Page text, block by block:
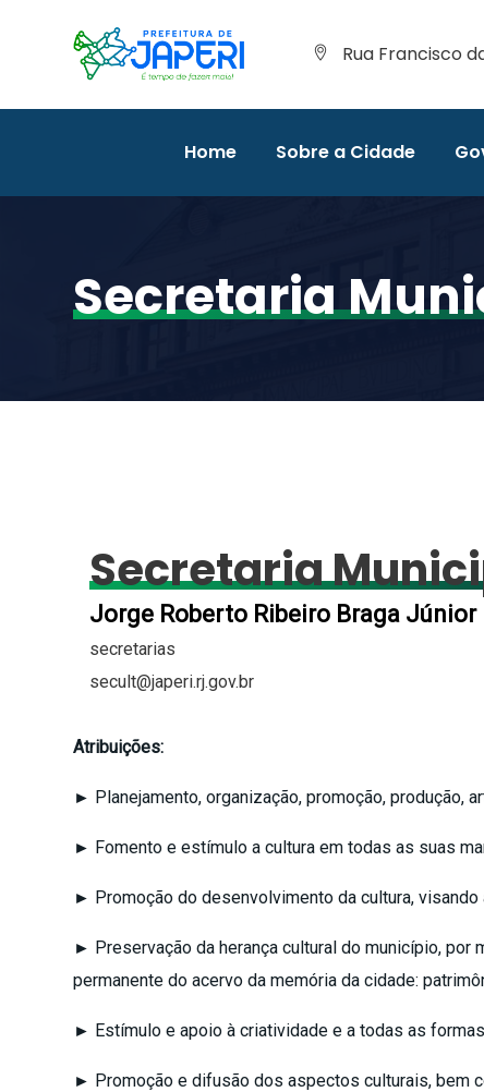
Rua Francisco
Home Sobre a Cidade
Secretaria
Secretaria
Jorge Roberto Ribeiro Braga Júnior
secretarias
secult@japeri.rj.gov.br
Atribuições:
► Planejamento, organização, promoção, produção,
► Fomento e estímulo a cultura em todas as suas
► Promoção do desenvolvimento da cultura,
► Preservação da herança cultural do município,
permanente do acervo da memória da cidade:
► Estímulo e apoio à criatividade e a todas as
► Promoção e difusão dos aspectos culturais, bem